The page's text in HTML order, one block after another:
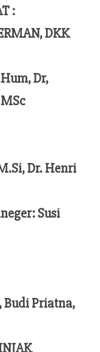
:
DKK
Dr,
Dr. Henri
Susi
Budi Priatna,